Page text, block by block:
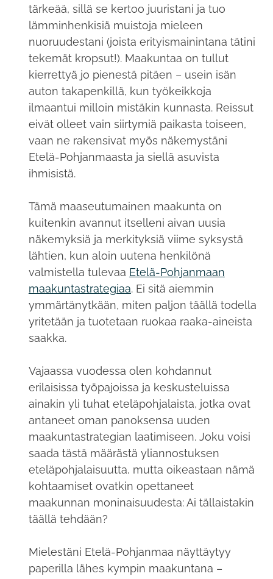
tärkeää, sillä se kertoo juuristani ja tuo
lämminhenkisiä muistoja mieleen
nuoruudestani (joista erityismainintana tätini
tekemät kropsut!). Maakuntaa on tullut
kierrettyä jo pienestä pitäen – usein isän
auton takapenkillä, kun työkeikkoja
ilmaantui milloin mistäkin kunnasta. Reissut
eivät olleet vain siirtymiä paikasta toiseen,
vaan ne rakensivat myös näkemystäni
Etelä-Pohjanmaasta ja siellä asuvista
ihmisistä.
Tämä maaseutumainen maakunta on
kuitenkin avannut itselleni aivan uusia
näkemyksiä ja merkityksiä viime syksystä
lähtien, kun aloin uutena henkilönä
valmistella tulevaa Etelä-Pohjanmaan
maakuntastrategiaa. Ei sitä aiemmin
ymmärtänytkään, miten paljon täällä todella
yritetään ja tuotetaan ruokaa raaka-aineista
saakka.
Vajaassa vuodessa olen kohdannut
erilaisissa työpajoissa ja keskusteluissa
ainakin yli tuhat eteläpohjalaista, jotka ovat
antaneet oman panoksensa uuden
maakuntastrategian laatimiseen. Joku voisi
saada tästä määrästä yliannostuksen
eteläpohjalaisuutta, mutta oikeastaan nämä
kohtaamiset ovatkin opettaneet
maakunnan moninaisuudesta: Ai tällaistakin
täällä tehdään?
Mielestäni Etelä-Pohjanmaa näyttäytyy
paperilla lähes kympin maakuntana –